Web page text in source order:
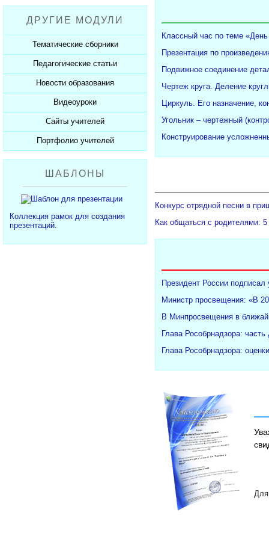
Пожарная безопасность
СанПиНы
Должностные обязанности
Планы, справки, протоколы
Презентации к Дню матери
Презентации к Новому году
Презентации к 23 февраля
Презентации к 8 марта
Презентации к Дню Победы
350 лет Петру I
Разработки учащихся
Софт для учителя
ДРУГИЕ МОДУЛИ
Тематические сборники
Сборники презентаций
Педагогические статьи
Каталог статей
Добавить статью
Новости образования
Новости образования
Видеоуроки
Видеоуроки ЕГЭ и ОГЭ
Сайты учителей
Каталог сайтов
Добавить сайт
Портфолио учителей
Каталог портфолио
Добавить портфолио
ШАБЛОНЫ
Коллекция рамок для создания
презентаций.
Классный час по теме
Презентация по
Подвижное соединение
Чертеж круга. Деление
Циркуль. Его назначение,
Угольник – чертежный
Конструирование
Конкурс отрядной песни в
Как общаться с родителями: 5
Президент России подписал
Министр просвещения: «В
В Минпросвещения в
Глава Рособрнадзора:
Глава Рособрнадзора:
Для